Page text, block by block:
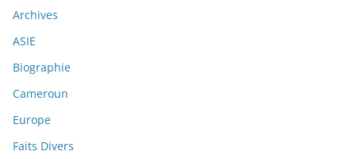
Archives
ASIE
Biographie
Cameroun
Europe
Faits Divers